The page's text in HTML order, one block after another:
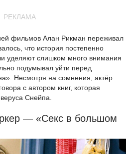
РЕКЛАМА
фильмов Алан Рикман переживал
что история постепенно
уделяют слишком много внимания
подумывал уйти перед
Несмотря на сомнения, актёр
с автором книг, которая
Снейпа.
— «Секс в большом